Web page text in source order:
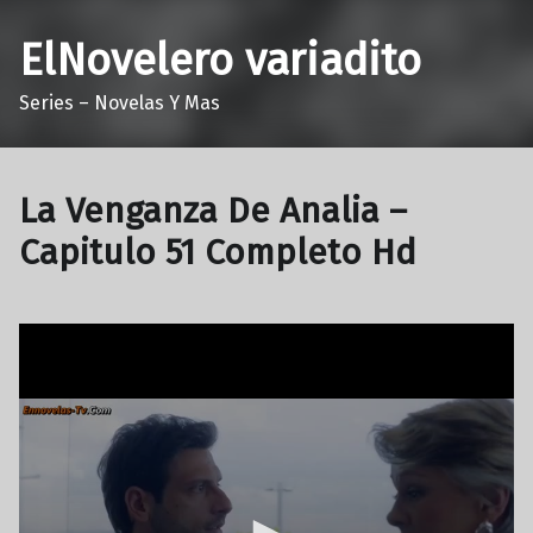
ElNovelero variadito
Series – Novelas Y Mas
La Venganza De Analia –
Capitulo 51 Completo Hd